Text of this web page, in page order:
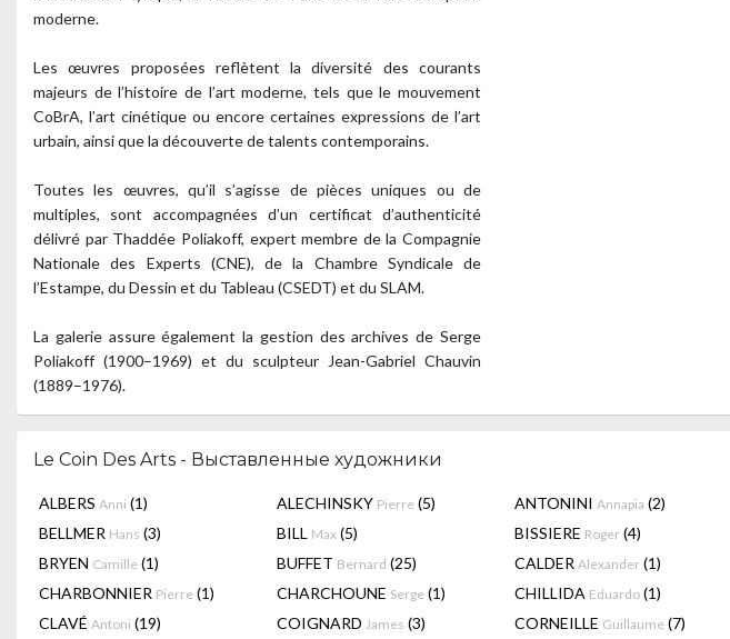
moderne.
Les œuvres proposées reflètent la diversité des courants
majeurs de l’histoire de l’art moderne, tels que le mouvement
CoBrA, l’art cinétique ou encore certaines expressions de l’art
urbain, ainsi que la découverte de talents contemporains.
Toutes les œuvres, qu’il s’agisse de pièces uniques ou de
multiples, sont accompagnées d’un certificat d’authenticité
délivré par Thaddée Poliakoff, expert membre de la Compagnie
Nationale des Experts (CNE), de la Chambre Syndicale de
l’Estampe, du Dessin et du Tableau (CSEDT) et du SLAM.
La galerie assure également la gestion des archives de Serge
Poliakoff (1900–1969) et du sculpteur Jean-Gabriel Chauvin
(1889–1976).
Le Coin Des Arts - Выставленные художники
ALBERS Anni (1) ALECHINSKY Pierre (5) ANTONINI Annapia (2)
BELLMER Hans (3) BILL Max (5) BISSIERE Roger (4)
BRYEN Camille (1) BUFFET Bernard (25) CALDER Alexander (1)
CHARBONNIER Pierre (1) CHARCHOUNE Serge (1) CHILLIDA Eduardo (1)
CLAVÉ Antoni (19) COIGNARD James (3) CORNEILLE Guillaume (7)